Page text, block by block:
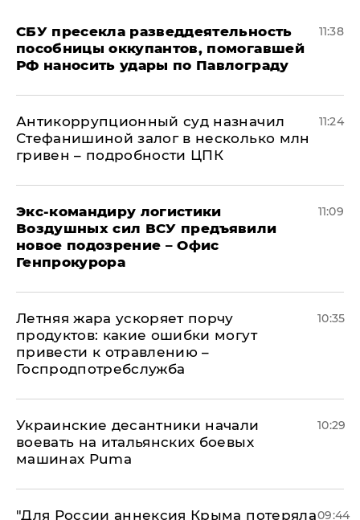
СБУ пресекла разведдеятельность
пособницы оккупантов, помогавшей
РФ наносить удары по Павлограду
11:38
Антикоррупционный суд назначил
Стефанишиной залог в несколько млн
гривен – подробности ЦПК
11:24
Экс-командиру логистики
Воздушных сил ВСУ предъявили
новое подозрение – Офис
Генпрокурора
11:09
Летняя жара ускоряет порчу
продуктов: какие ошибки могут
привести к отравлению –
Госпродпотребслужба
10:35
Украинские десантники начали
воевать на итальянских боевых
машинах Puma
10:29
"Для России аннексия Крыма потеряла09:44